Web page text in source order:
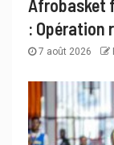
Afrobasket
: Opération
7 août 2026